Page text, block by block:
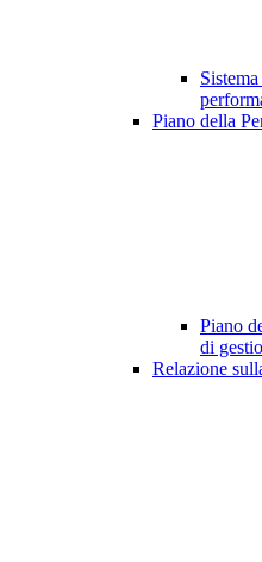
Piano della
Piano
di
Relazione